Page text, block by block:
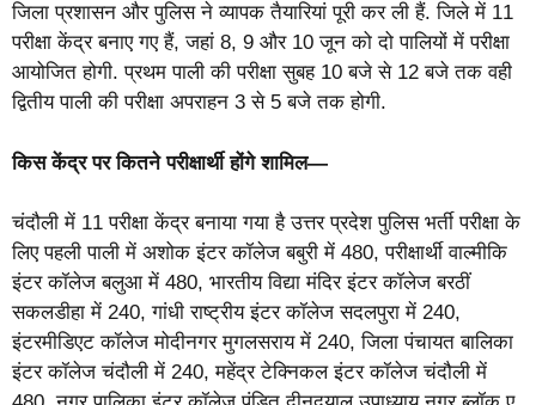
जिला प्रशासन और पुलिस ने व्यापक तैयारियां पूरी कर ली हैं. जिले में 11
परीक्षा केंद्र बनाए गए हैं, जहां 8, 9 और 10 जून को दो पालियों में परीक्षा
आयोजित होगी. प्रथम पाली की परीक्षा सुबह 10 बजे से 12 बजे तक वही
द्वितीय पाली की परीक्षा अपराहन 3 से 5 बजे तक होगी.
किस केंद्र पर कितने परीक्षार्थी होंगे शामिल—
चंदौली में 11 परीक्षा केंद्र बनाया गया है उत्तर प्रदेश पुलिस भर्ती परीक्षा के
लिए पहली पाली में अशोक इंटर कॉलेज बबुरी में 480, परीक्षार्थी वाल्मीकि
इंटर कॉलेज बलुआ में 480, भारतीय विद्या मंदिर इंटर कॉलेज बरठीं
सकलडीहा में 240, गांधी राष्ट्रीय इंटर कॉलेज सदलपुरा में 240,
इंटरमीडिएट कॉलेज मोदीनगर मुगलसराय में 240, जिला पंचायत बालिका
इंटर कॉलेज चंदौली में 240, महेंद्र टेक्निकल इंटर कॉलेज चंदौली में